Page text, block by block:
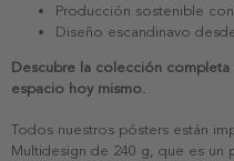
Producción sostenible
Diseño escandinavo
Descubre la colección completa
espacio hoy mismo.
Todos nuestros pósters están
Multidesign de 240 g, que es un